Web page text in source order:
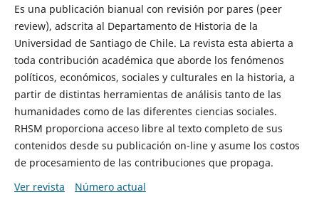
Es una publicación bianual con revisión por pares (peer
review), adscrita al Departamento de Historia de la
Universidad de Santiago de Chile. La revista esta abierta a
toda contribución académica que aborde los fenómenos
políticos, económicos, sociales y culturales en la historia, a
partir de distintas herramientas de análisis tanto de las
humanidades como de las diferentes ciencias sociales.
RHSM proporciona acceso libre al texto completo de sus
contenidos desde su publicación on-line y asume los costos
de procesamiento de las contribuciones que propaga.
Ver revista
Número actual